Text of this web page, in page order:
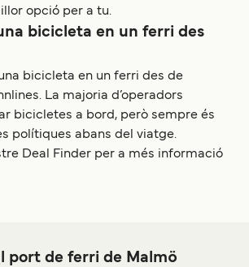
opció per a tu.
bicicleta en un ferri des
bicicleta en un ferri des de
La majoria d’operadors
bicicletes a bord, però sempre és
polítiques abans del viatge.
Deal Finder per a més informació
port de ferri de Malmö